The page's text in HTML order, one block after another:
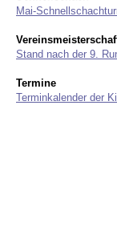
Mai-
Stand nach der 9.
Termine
Terminkalender der